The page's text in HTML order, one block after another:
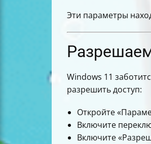
Эти параметры
Windows 11
разрешить доступ:
Откройте
Включите
Включите